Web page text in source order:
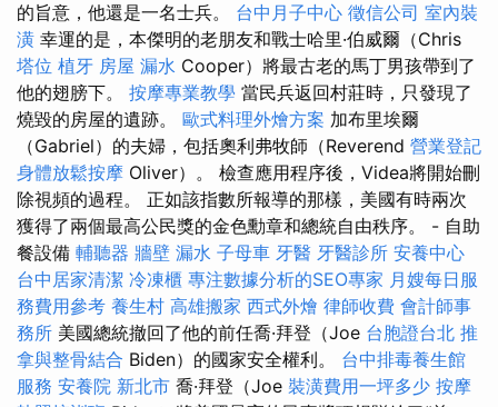
的旨意，他還是一名士兵。 台中月子中心 徵信公司 室內裝
潢 幸運的是，本傑明的老朋友和戰士哈里·伯威爾（Chris
塔位 植牙 房屋 漏水 Cooper）將最古老的馬丁男孩帶到了
他的翅膀下。 按摩專業教學 當民兵返回村莊時，只發現了
燒毀的房屋的遺跡。 歐式料理外燴方案 加布里埃爾
（Gabriel）的夫婦，包括奧利弗牧師（Reverend 營業登記
身體放鬆按摩 Oliver）。 檢查應用程序後，Videa將開始刪
除視頻的過程。 正如該指數所報導的那樣，美國有時兩次
獲得了兩個最高公民獎的金色勳章和總統自由秩序。 - 自助
餐設備 輔聽器 牆壁 漏水 子母車 牙醫 牙醫診所 安養中心
台中居家清潔 冷凍櫃 專注數據分析的SEO專家 月嫂每日服
務費用參考 養生村 高雄搬家 西式外燴 律師收費 會計師事
務所 美國總統撤回了他的前任喬·拜登（Joe 台胞證台北 推
拿與整骨結合 Biden）的國家安全權利。 台中排毒養生館
服務 安養院 新北市 喬·拜登（Joe 裝潢費用一坪多少 按摩